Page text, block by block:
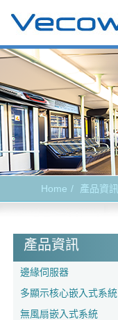
Home 產品資訊
產品資訊
邊緣伺服器
多顯示核心嵌入式系統
無風扇嵌入式系統